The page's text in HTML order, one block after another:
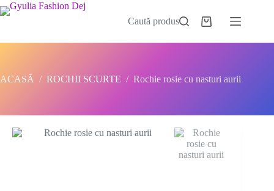
Sari
la
Caută produs
Coș
ACASĂ / ROCHII SCURTE / Rochie rosie cu nasturi aurii